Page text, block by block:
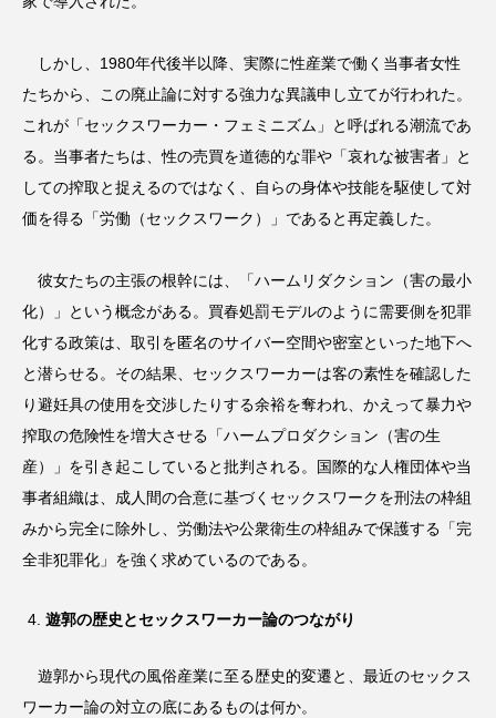
しかし、1980年代後半以降、実際に性産業で働く当事者女性
たちから、この廃止論に対する強力な異議申し立てが行われた。
これが「セックスワーカー・フェミニズム」と呼ばれる潮流であ
る。当事者たちは、性の売買を道徳的な罪や「哀れな被害者」と
しての搾取と捉えるのではなく、自らの身体や技能を駆使して対
価を得る「労働（セックスワーク）」であると再定義した。
彼女たちの主張の根幹には、「ハームリダクション（害の最小
化）」という概念がある。買春処罰モデルのように需要側を犯罪
化する政策は、取引を匿名のサイバー空間や密室といった地下へ
と潜らせる。その結果、セックスワーカーは客の素性を確認した
り避妊具の使用を交渉したりする余裕を奪われ、かえって暴力や
搾取の危険性を増大させる「ハームプロダクション（害の生
産）」を引き起こしていると批判される。国際的な人権団体や当
事者組織は、成人間の合意に基づくセックスワークを刑法の枠組
みから完全に除外し、労働法や公衆衛生の枠組みで保護する「完
全非犯罪化」を強く求めているのである。
遊郭の歴史とセックスワーカー論のつながり
遊郭から現代の風俗産業に至る歴史的変遷と、最近のセックス
ワーカー論の対立の底にあるものは何か。